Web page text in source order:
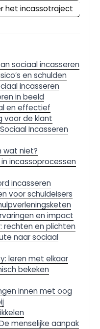
het incassotraject
sociaal incasseren
en schulden
incasseren
in beeld
en effectief
voor de klant
Incasseren
wat niet?
incassoprocessen
incasseren
voor schuldeisers
en impact
rechten en plichten
naar sociaal
leren met elkaar
bekeken
innen met oog
menselijke aanpak